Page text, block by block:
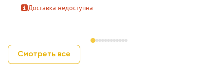
Доставка недоступна
Item 1 of 12
Смотреть все